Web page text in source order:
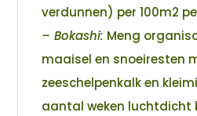
verdunnen) per 100m2
– Bokashi: Meng
maaisel en snoeiresten
zeeschelpenkalk en
aantal weken luchtdicht